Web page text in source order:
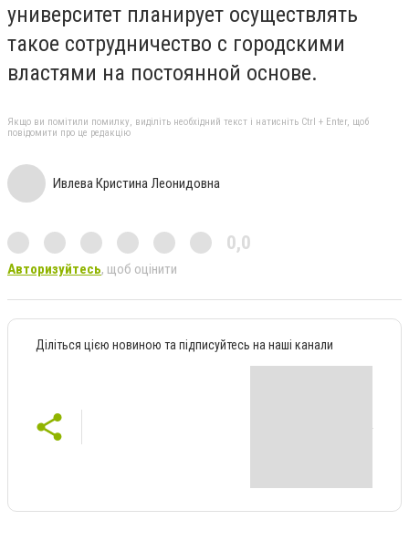
университет планирует осуществлять
такое сотрудничество с городскими
властями на постоянной основе.
Якщо ви помітили помилку, виділіть необхідний текст і натисніть Ctrl + Enter, щоб
повідомити про це редакцію
Ивлева Кристина Леонидовна
0,0
Авторизуйтесь, щоб оцінити
Діліться цією новиною та підписуйтесь на наші канали